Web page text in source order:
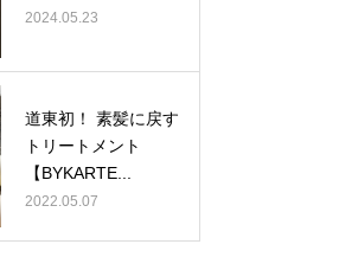
2024.05.23
道東初！ 素髪に戻す
トリートメント
【BYKARTE...
2022.05.07